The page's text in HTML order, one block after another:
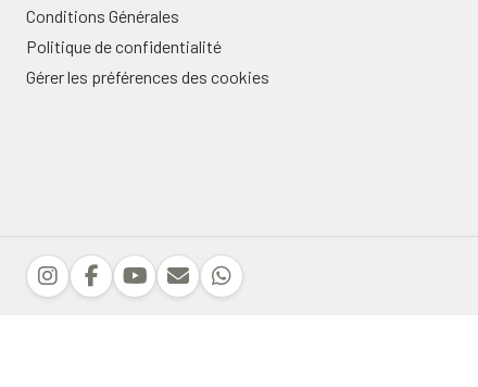
Conditions Générales
Politique de confidentialité
Gérer les préférences des cookies